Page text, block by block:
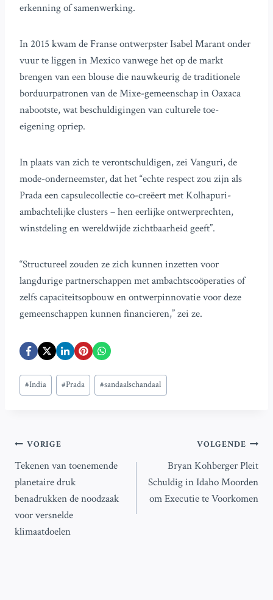
erkenning of samenwerking.
In 2015 kwam de Franse ontwerpster Isabel Marant onder
vuur te liggen in Mexico vanwege het op de markt
brengen van een blouse die nauwkeurig de traditionele
borduurpatronen van de Mixe-gemeenschap in Oaxaca
nabootste, wat beschuldigingen van culturele toe-
eigening opriep.
In plaats van zich te verontschuldigen, zei Vanguri, de
mode-onderneemster, dat het “echte respect zou zijn als
Prada een capsulecollectie co-creëert met Kolhapuri-
ambachtelijke clusters – hen eerlijke ontwerprechten,
winstdeling en wereldwijde zichtbaarheid geeft”.
“Structureel zouden ze zich kunnen inzetten voor
langdurige partnerschappen met ambachtscoöperaties of
zelfs capaciteitsopbouw en ontwerpinnovatie voor deze
gemeenschappen kunnen financieren,” zei ze.
Bericht
tags:
#India #Prada #sandaalschandaal
Bericht
navigatie
VORIGE
Tekenen van toenemende
planetaire druk
benadrukken de noodzaak
voor versnelde
klimaatdoelen
VOLGENDE
Bryan Kohberger Pleit
Schuldig in Idaho Moorden
om Executie te Voorkomen